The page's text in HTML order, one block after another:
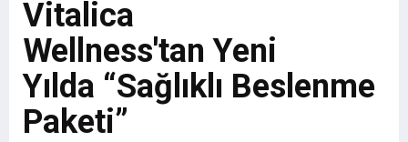
Vitalica
Wellness'tan Yeni
Yılda “Sağlıklı Beslenme
Paketi”